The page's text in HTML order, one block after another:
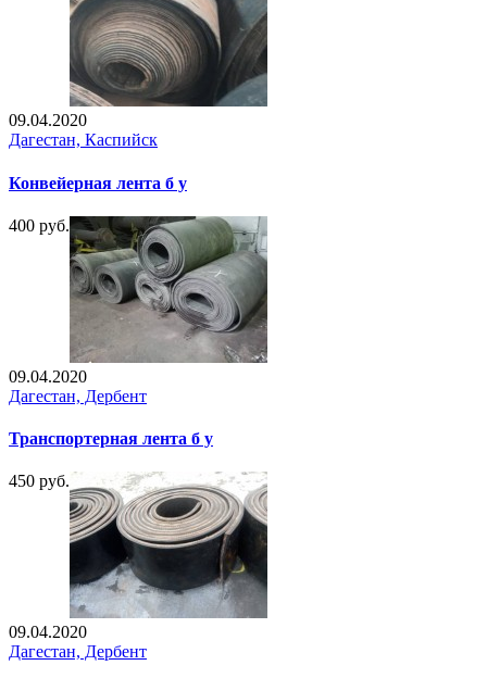
09.04.2020
Дагестан, Каспийск
Конвейерная лента б у
400 руб.
09.04.2020
Дагестан, Дербент
Транспортерная лента б у
450 руб.
09.04.2020
Дагестан, Дербент